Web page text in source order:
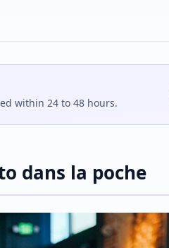
within 24 to 48 hours.
dans la poche